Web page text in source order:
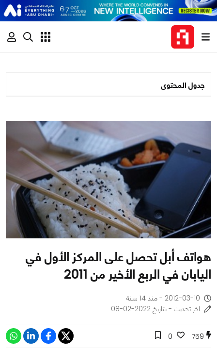
جدول المحتوى
هواتف أبل تحصل على المركز الأول في
اليابان في الربع الأخير من 2011
2012-03-10 - منذ 14 سنة
اخر تحديث - بتاريخ 2022-02-08
759
0